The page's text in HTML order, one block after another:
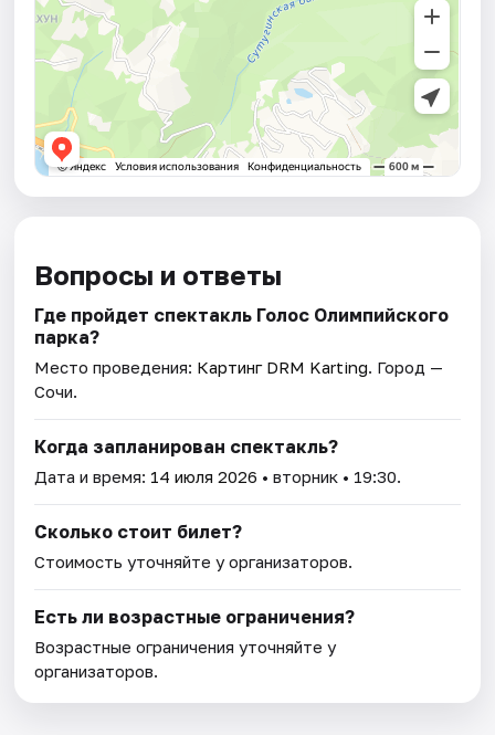
Вопросы и ответы
Где пройдет спектакль Голос Олимпийского
парка?
Место проведения: Картинг DRM Karting. Город —
Сочи.
Когда запланирован спектакль?
Дата и время: 14 июля 2026 • вторник • 19:30.
Сколько стоит билет?
Стоимость уточняйте у организаторов.
Есть ли возрастные ограничения?
Возрастные ограничения уточняйте у
организаторов.